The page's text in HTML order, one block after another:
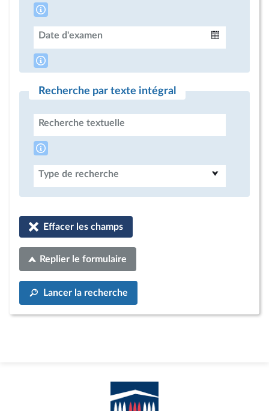
Date d'examen
Recherche par texte intégral
Recherche textuelle
Type de recherche
Effacer les champs
Replier le formulaire
Lancer la recherche